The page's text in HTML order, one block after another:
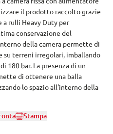
il prodotto raccolto grazie
a rulli Heavy Duty per
conservazione del
della camera permette di
su terreni irregolari, imballando
180 bar. La presenza di un
di ottenere una balla
lo spazio all’interno della
Stampa